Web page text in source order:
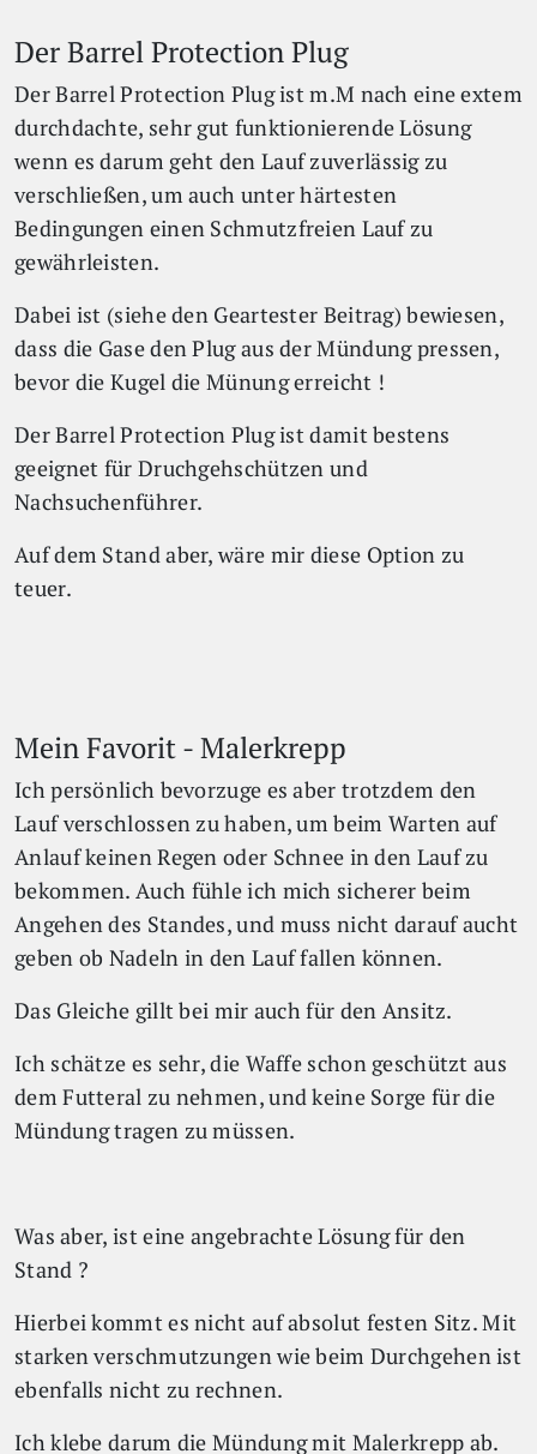
Der Barrel Protection Plug
Der Barrel Protection Plug ist m.M nach eine extem
durchdachte, sehr gut funktionierende Lösung
wenn es darum geht den Lauf zuverlässig zu
verschließen, um auch unter härtesten
Bedingungen einen Schmutzfreien Lauf zu
gewährleisten.
Dabei ist (siehe den Geartester Beitrag) bewiesen,
dass die Gase den Plug aus der Mündung pressen,
bevor die Kugel die Münung erreicht !
Der Barrel Protection Plug ist damit bestens
geeignet für Druchgehschützen und
Nachsuchenführer.
Auf dem Stand aber, wäre mir diese Option zu
teuer.
Mein Favorit - Malerkrepp
Ich persönlich bevorzuge es aber trotzdem den
Lauf verschlossen zu haben, um beim Warten auf
Anlauf keinen Regen oder Schnee in den Lauf zu
bekommen. Auch fühle ich mich sicherer beim
Angehen des Standes, und muss nicht darauf aucht
geben ob Nadeln in den Lauf fallen können.
Das Gleiche gillt bei mir auch für den Ansitz.
Ich schätze es sehr, die Waffe schon geschützt aus
dem Futteral zu nehmen, und keine Sorge für die
Mündung tragen zu müssen.
Was aber, ist eine angebrachte Lösung für den
Stand ?
Hierbei kommt es nicht auf absolut festen Sitz. Mit
starken verschmutzungen wie beim Durchgehen ist
ebenfalls nicht zu rechnen.
Ich klebe darum die Mündung mit Malerkrepp ab.